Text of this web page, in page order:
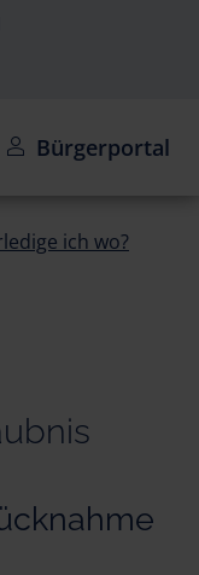
zur Aktivierung
Bürgerportal
ich wo?